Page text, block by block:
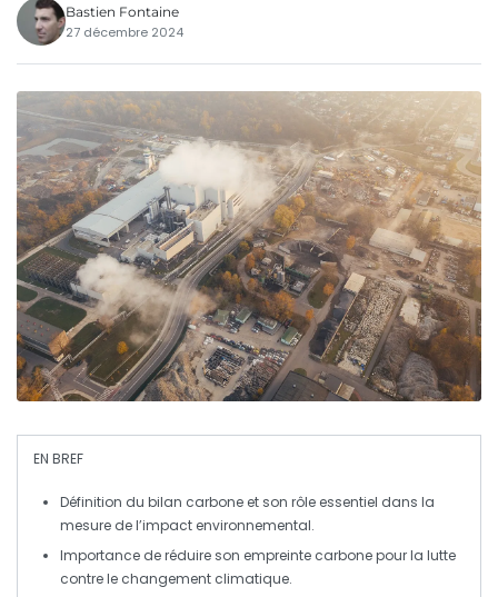
Bastien Fontaine
27 décembre 2024
EN BREF
Définition du bilan carbone et son rôle essentiel dans la
mesure de l’impact environnemental.
Importance deréduire son empreinte carbone pour la lutte
contre le changement climatique.